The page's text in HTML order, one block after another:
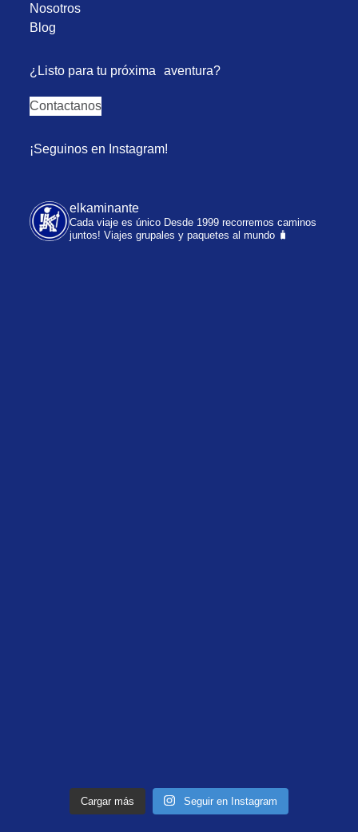
Nosotros
Blog
¿Listo para tu próxima aventura?
Contactanos
¡Seguinos en Instagram!
elkaminante
Cada viaje es único Desde 1999 recorremos caminos
juntos! Viajes grupales y paquetes al mundo 🧳
Cargar más Seguir en Instagram